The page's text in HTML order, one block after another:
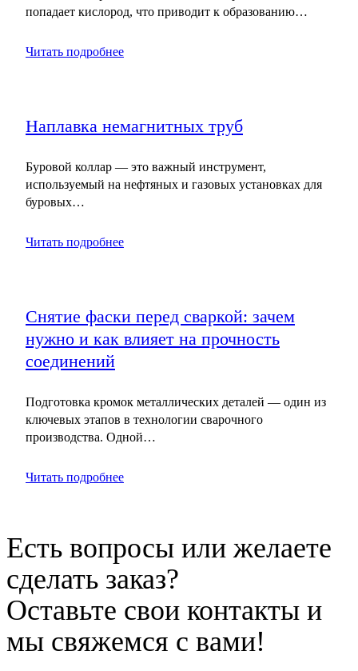
попадает кислород, что приводит к образованию…
Читать подробнее
Наплавка немагнитных труб
Буровой коллар — это важный инструмент,
используемый на нефтяных и газовых установках для
буровых…
Читать подробнее
Снятие фаски перед сваркой: зачем
нужно и как влияет на прочность
соединений
Подготовка кромок металлических деталей — один из
ключевых этапов в технологии сварочного
производства. Одной…
Читать подробнее
Есть вопросы или желаете
сделать заказ?
Оставьте свои контакты и
мы свяжемся с вами!